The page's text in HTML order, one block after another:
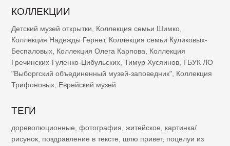
КОЛЛЕКЦИИ
Детский музей открытки Коллекция семьи Шимко
Коллекция Надежды Гернет, Коллекция семьи Куликовых-
Беспаловых Коллекция Олега Карпова
Коллекция
Гречинских-Гуленко-Цибульских Тимур Хусяинов ГБУК ЛО
"Выборгский объединенный музей-заповедник" Коллекция
Трифоновых Еврейский музей
ТЕГИ
дореволюционные фотография житейское
картинка/
рисунок поздравление в тексте шлю привет, поцелуи из